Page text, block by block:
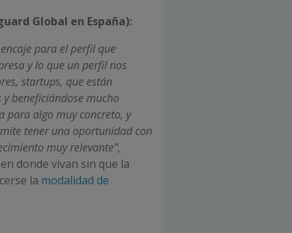
Global en España):
para el perfil que
y lo que un perfil nos
startups, que están
beneficiándose mucho
para algo muy concreto, y
tener una oportunidad con
muy relevante”,
donde vivan sin que la
la modalidad de